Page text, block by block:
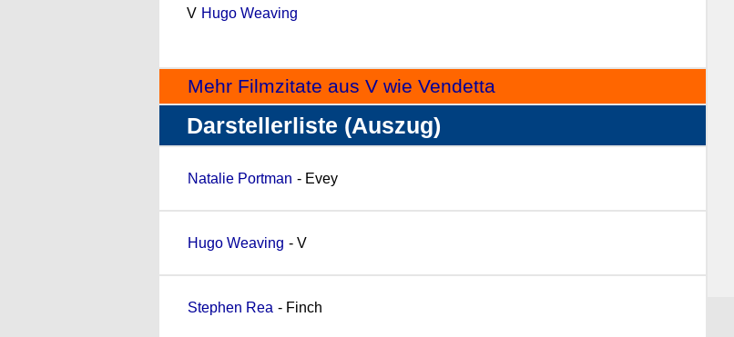
V Hugo Weaving
Mehr Filmzitate aus V wie Vendetta
Darstellerliste (Auszug)
Natalie Portman - Evey
Hugo Weaving - V
Stephen Rea - Finch